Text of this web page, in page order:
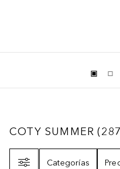
COTY SUMMER
COTY SUMMER (287
Categorías